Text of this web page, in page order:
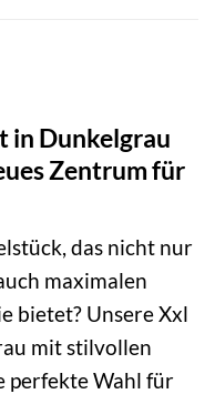
in Dunkelgrau
Zentrum für
das nicht nur
maximalen
bietet? Unsere Xxl
mit stilvollen
perfekte Wahl für